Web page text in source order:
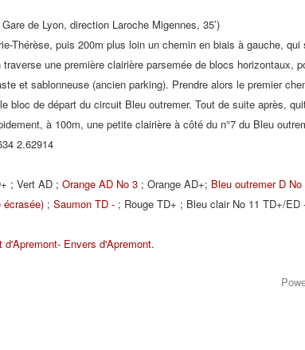
de Lyon, direction Laroche Migennes, 35’)
Thérèse, puis 200m plus loin un chemin en biais à gauche, qui
une première clairière parsemée de blocs horizontaux,
et sablonneuse (ancien parking). Prendre alors le premier
bloc de départ du circuit Bleu outremer. Tout de suite après,
à 100m, une petite clairière à côté du n°7 du Bleu
2.62914
; Vert AD ; Orange AD No 3 ; Orange AD+; Bleu outremer D No
écrasée) ; Saumon TD - ; Rouge TD+ ; Bleu clair No 11 TD+/ED
d'Apremont- Envers d'Apremont.